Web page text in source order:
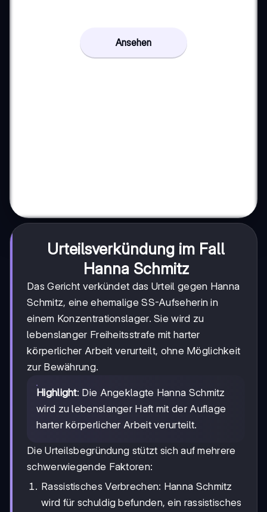
Ansehen
Urteilsverkündung im Fall
Hanna Schmitz
Das Gericht verkündet das Urteil gegen Hanna
Schmitz, eine ehemalige SS-Aufseherin in
einem Konzentrationslager. Sie wird zu
lebenslanger Freiheitsstrafe mit harter
körperlicher Arbeit verurteilt, ohne Möglichkeit
zur Bewährung.
Highlight: Die Angeklagte Hanna Schmitz
wird zu lebenslanger Haft mit der Auflage
harter körperlicher Arbeit verurteilt.
Die Urteilsbegründung stützt sich auf mehrere
schwerwiegende Faktoren:
Rassistisches Verbrechen: Hanna Schmitz
wird für schuldig befunden, ein rassistisches